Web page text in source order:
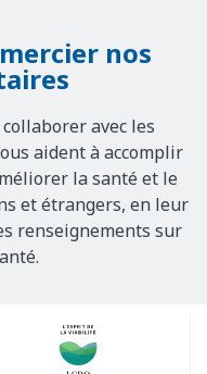
nos
avec les
aident à accomplir
la santé et le
et étrangers, en leur
renseignements sur